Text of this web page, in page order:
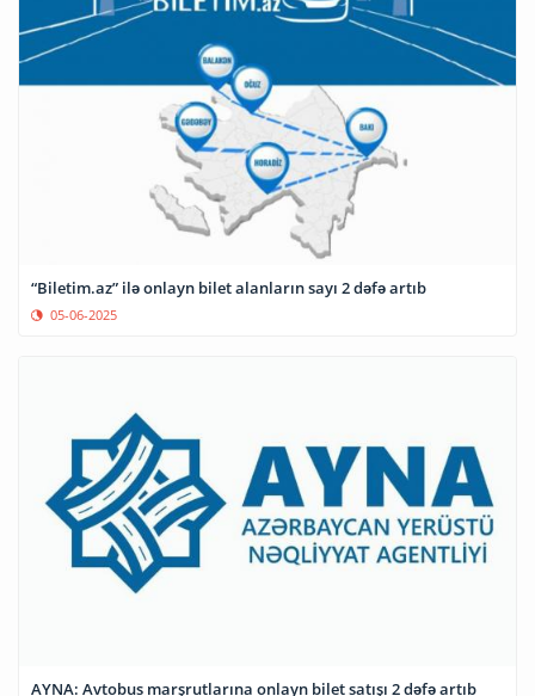
“Biletim.az” ilə onlayn bilet alanların sayı 2 dəfə artıb
05-06-2025
AYNA: Avtobus marşrutlarına onlayn bilet satışı 2 dəfə artıb